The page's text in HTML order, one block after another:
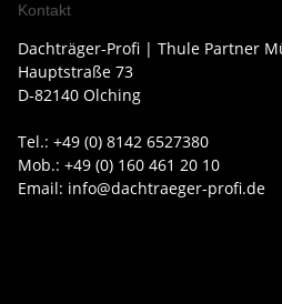
Kontakt
Dachträger-Profi | Thule Partner
Hauptstraße 73
D-82140 Olching
Tel.: +49 (0) 8142 6527380
Mob.: +49 (0) 160 461 20 10
Email: info@dachtraeger-profi.de